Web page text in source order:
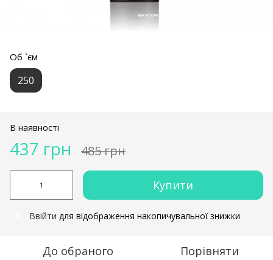
Об `єм
250
В наявності
437 грн 485 грн
Купити
Ввійти для відображення накопичувальної знижки
До обраного Порівняти